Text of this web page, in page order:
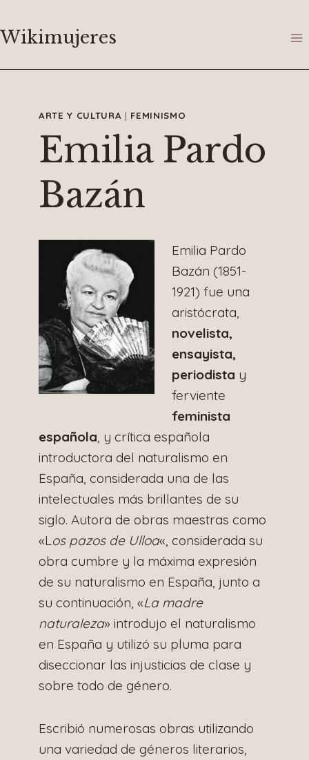
al
Wikimujeres
ARTE Y CULTURA | FEMINISMO
Emilia Pardo
Bazán
Emilia Pardo
Bazán (1851-
1921) fue una
aristócrata,
novelista,
ensayista,
periodista y
ferviente
feminista
española , y crítica española
introductora del naturalismo en
España, considerada una de las
intelectuales más brillantes de su
siglo. Autora de obras maestras como
«L os pazos de Ulloa«, considerada su
obra cumbre y la máxima expresión
de su naturalismo en España, junto a
su continuación, «La madre
naturaleza» introdujo el naturalismo
en España y utilizó su pluma para
diseccionar las injusticias de clase y
sobre todo de género.
Escribió numerosas obras utilizando
una variedad de géneros literarios,